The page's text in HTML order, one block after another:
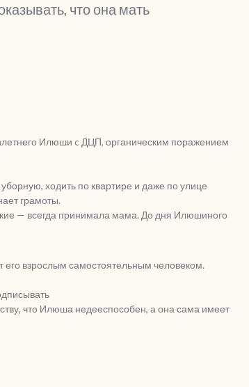
что она мать
Илюши c ДЦП, органическим поражением
ходить по квартире и даже по улице
грамоты.
— всегда принимала мама. До дня Илюшиного
его взрослым самостоятельным человеком.
что Илюша недееспособен, а она сама имеет